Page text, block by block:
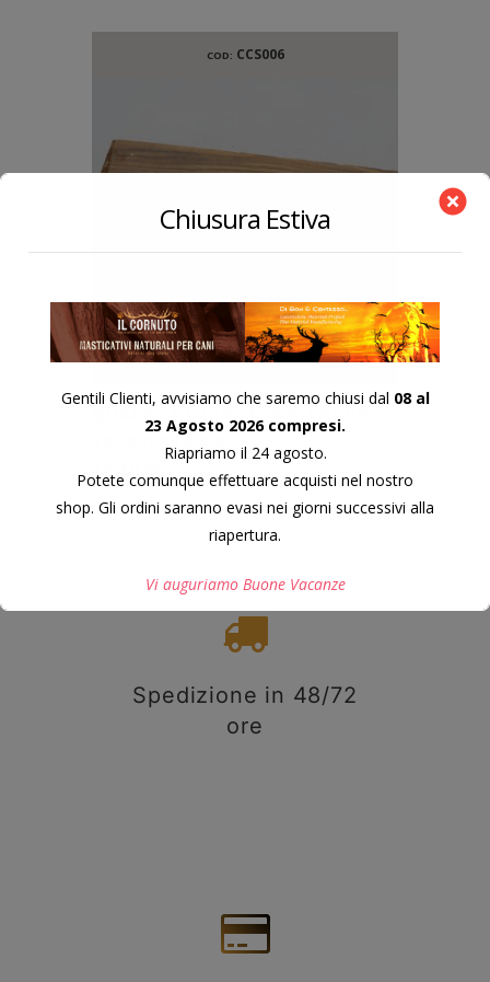
COD: CCS006
QUADROTTO IN LEGNO COCUS
120X38X23 MM.
€
Spedizione in 48/72
ore
Chiusura Estiva
Gentili Clienti, avvisiamo che saremo chiusi dal 08 al
23 Agosto 2026 compresi.
Riapriamo il 24 agosto.
Potete comunque effettuare acquisti nel nostro
shop. Gli ordini saranno evasi nei giorni successivi alla
riapertura.
Vi auguriamo Buone Vacanze